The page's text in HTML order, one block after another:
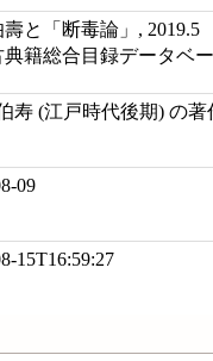
と「断毒論」, 2019.5
典籍総合目録データベ
寿 (江戸時代後期) の著
09
15T16:59:27